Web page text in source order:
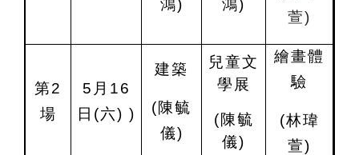
鴻)
鴻)
萱)
第2
場
5 月16
日 (六) )
建築
(陳毓
儀)
兒童文
學展
(陳毓
儀)
繪畫體
驗
(林瑋
萱)